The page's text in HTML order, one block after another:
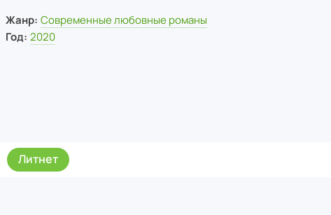
Жанр: Современные любовные романы
Год: 2020
Литнет